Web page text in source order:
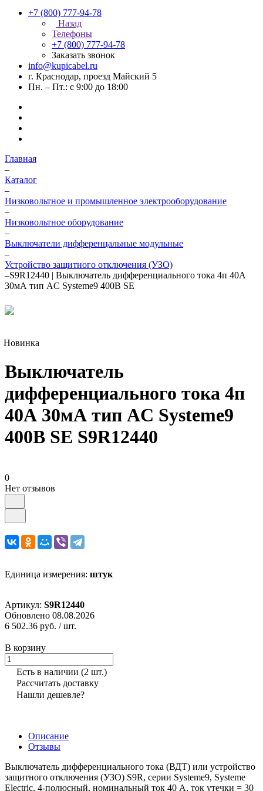
+7 (800) 777-94-78
Назад
Телефоны
+7 (800) 777-94-78
Заказать звонок
info@kupicabel.ru
г. Краснодар, проезд Майский 5
Пн. – Пт.: с 9:00 до 18:00
Главная
–
Каталог
–
Низковольтное и промышленное электрооборудование
–
Низковольтное оборудование
–
Выключатели дифференцальные модульные
–
Устройство защитного отключения (УЗО)
–S9R12440 | Выключатель дифференциального тока 4п 40А
30мА тип AC Systeme9 400В SE
Новинка
Выключатель
дифференциального тока 4п
40А 30мА тип AC Systeme9
400В SE S9R12440
0
Нет отзывов
Единица измерения: штук
Артикул: S9R12440
Обновлено 08.08.2026
6 502.36 руб. / шт.
В корзину
Есть в наличии (2 шт.)
Рассчитать доставку
Нашли дешевле?
Описание
Отзывы
Выключатель дифференциального тока (ВДТ) или устройство
защитного отключения (УЗО) S9R, серии Systeme9, Systeme
Electric, 4-полюсный, номинальный ток 40 А, ток утечки = 30